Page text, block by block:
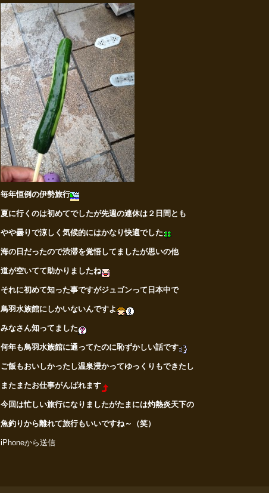
毎年恒例の伊勢旅行
夏に行くのは初めてでしたが先週の連休は２日間とも
やや曇りで涼しく気候的にはかなり快適でした
海の日だったので渋滞を覚悟してましたが思いの他
道が空いてて助かりましたね
それに初めて知った事ですがジュゴンって日本中で
鳥羽水族館にしかいないんですよ
みなさん知ってました
何年も鳥羽水族館に通ってたのに恥ずかしい話です
ご飯もおいしかったし温泉浸かってゆっくりもできたし
またまたお仕事がんばれます
今回は忙しい旅行になりましたがたまには灼熱炎天下の
魚釣りから離れて旅行もいいですね～（笑）
iPhoneから送信